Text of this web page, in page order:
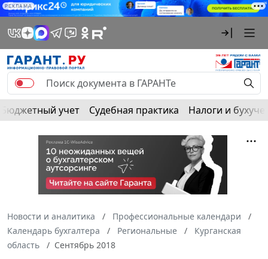
РЕКЛАМА
Бюджетный учет Судебная практика Налоги и
Новости и аналитика
Профессиональные календари
Календарь бухгалтера
Региональные
Курганская
область
Сентябрь 2018